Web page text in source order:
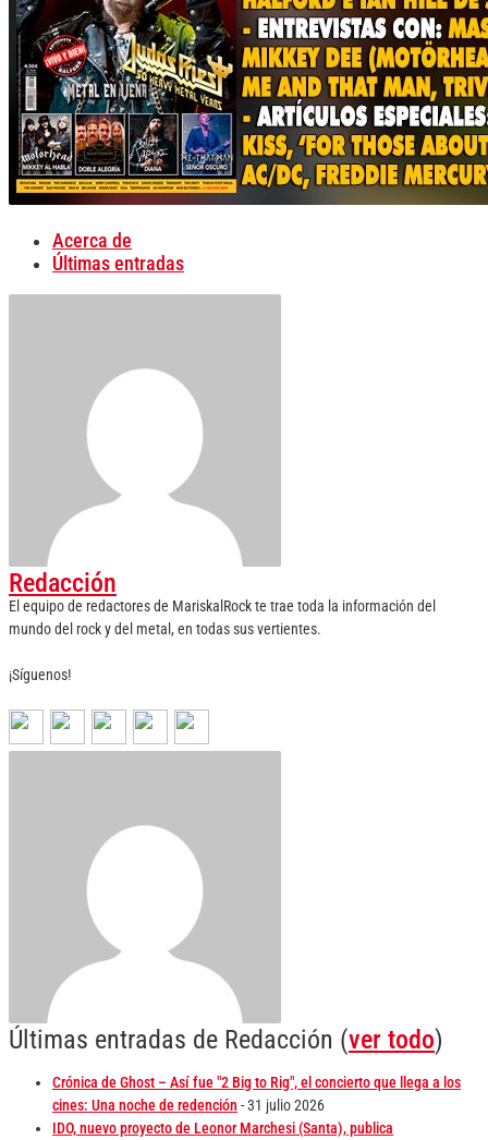
Acerca de
Últimas entradas
Redacción
El equipo de redactores de MariskalRock te trae toda la información del
mundo del rock y del metal, en todas sus vertientes.
¡Síguenos!
Últimas entradas de Redacción (ver todo)
Crónica de Ghost – Así fue "2 Big to Rig", el concierto que llega a los
cines: Una noche de redención - 31 julio 2026
IDO, nuevo proyecto de Leonor Marchesi (Santa), publica